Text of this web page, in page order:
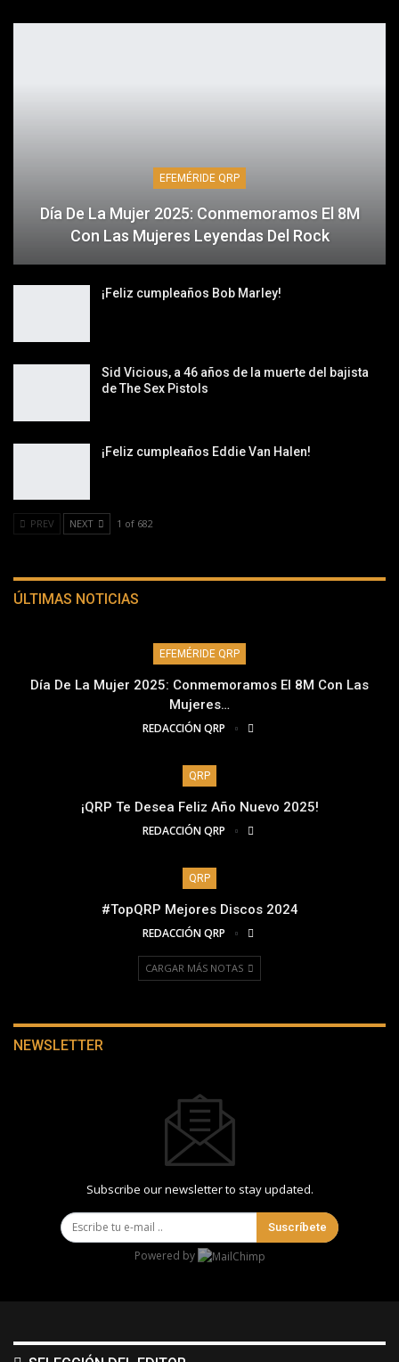
EFEMÉRIDE QRP
Día De La Mujer 2025: Conmemoramos El 8M
Con Las Mujeres Leyendas Del Rock
¡Feliz cumpleaños Bob Marley!
Sid Vicious, a 46 años de la muerte del bajista
de The Sex Pistols
¡Feliz cumpleaños Eddie Van Halen!
PREV NEXT 1 of 682
ÚLTIMAS NOTICIAS
EFEMÉRIDE QRP
Día De La Mujer 2025: Conmemoramos El 8M Con Las
Mujeres…
REDACCIÓN QRP
QRP
¡QRP Te Desea Feliz Año Nuevo 2025!
REDACCIÓN QRP
QRP
#TopQRP Mejores Discos 2024
REDACCIÓN QRP
CARGAR MÁS NOTAS
NEWSLETTER
Subscribe our newsletter to stay updated.
Suscríbete
Powered by